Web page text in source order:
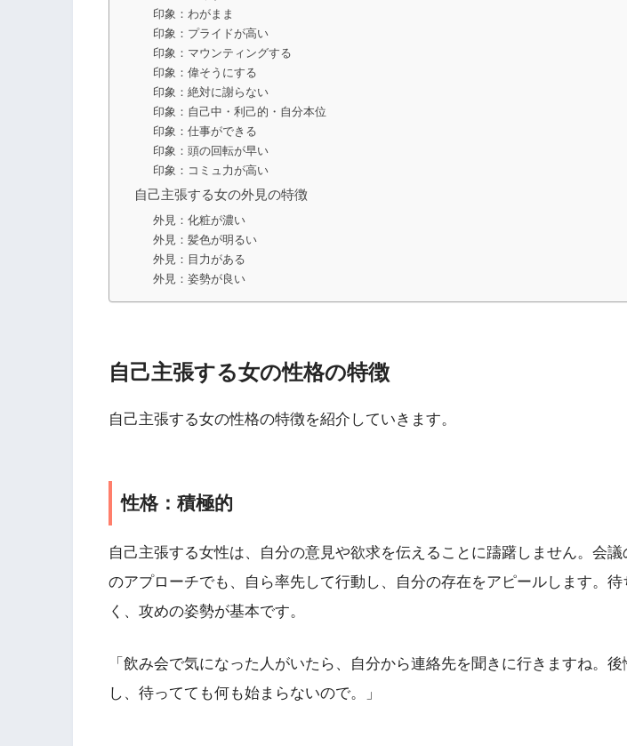
印象：わがまま
印象：プライドが高い
印象：マウンティングする
印象：偉そうにする
印象：絶対に謝らない
印象：自己中・利己的・自分本位
印象：仕事ができる
印象：頭の回転が早い
印象：コミュ力が高い
自己主張する女の外見の特徴
外見：化粧が濃い
外見：髪色が明るい
外見：目力がある
外見：姿勢が良い
自己主張する女の性格の特徴
自己主張する女の性格の特徴を紹介していきます。
性格：積極的
自己主張する女性は、自分の意見や欲求を伝えることに躊躇しません。会
のアプローチでも、自ら率先して行動し、自分の存在をアピールします。待
く、攻めの姿勢が基本です。
「飲み会で気になった人がいたら、自分から連絡先を聞きに行きますね。
し、待ってても何も始まらないので。」